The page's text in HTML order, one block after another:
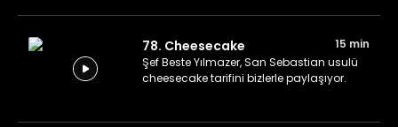
78. Cheesecake
15 min
Şef Beste Yılmazer, San Sebastian usulü
cheesecake tarifini bizlerle paylaşıyor.